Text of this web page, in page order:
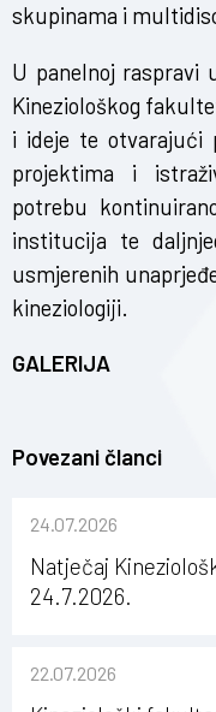
skupinama i
U panelnoj
Kineziološkog
i ideje te otvarajući
projektima i
potrebu
institucija te
usmjerenih
kineziologiji.
GALERIJA
Povezani članci
24.07.2026
Natječaj
24.7.2026.
22.07.2026